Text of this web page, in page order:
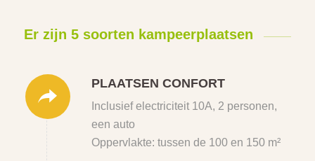
Er zijn 5 soorten kampeerplaatsen
PLAATSEN CONFORT
Inclusief electriciteit 10A, 2 personen,
een auto
Oppervlakte: tussen de 100 en 150 m²